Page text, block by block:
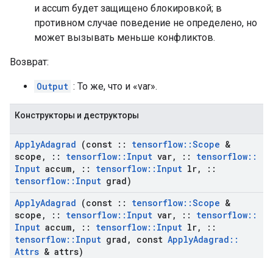
и accum будет защищено блокировкой; в
противном случае поведение не определено, но
может вызывать меньше конфликтов.
Возврат:
Output : То же, что и «var».
Конструкторы и деструкторы
ApplyAdagrad (const :: tensorflow::Scope &
scope , :: tensorflow:: Input var, :: tensorflow::
Input accum, :: tensorflow:: Input lr,
::
tensorflow:: Input grad)
ApplyAdagrad (const :: tensorflow::Scope &
scope , :: tensorflow:: Input var, :: tensorflow::
Input accum, :: tensorflow:: Input lr,
::
tensorflow:: Input grad , const ApplyAdagrad ::
Attrs & attrs)